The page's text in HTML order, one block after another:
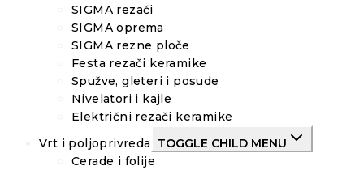
SIGMA rezači
SIGMA oprema
SIGMA rezne ploče
Festa rezači keramike
Spužve, gleteri i posude
Nivelatori i kajle
Električni rezači keramike
Vrt i poljoprivreda
TOGGLE CHILD MENU
Cerade i folije